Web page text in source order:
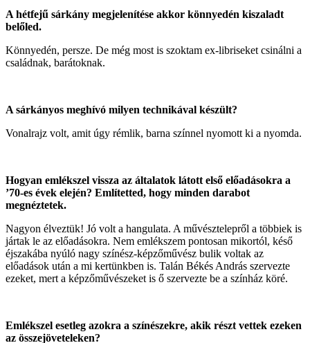
A hétfejű sárkány megjelenítése akkor könnyedén kiszaladt
belőled.
Könnyedén, persze. De még most is szoktam ex-libriseket csinálni a
családnak, barátoknak.
A sárkányos meghívó milyen technikával készült?
Vonalrajz volt, amit úgy rémlik, barna színnel nyomott ki a nyomda.
Hogyan emlékszel vissza az általatok látott első előadásokra a
’70-es évek elején? Említetted, hogy minden darabot
megnéztetek.
Nagyon élveztük! Jó volt a hangulata. A művésztelepről a többiek is
jártak le az előadásokra. Nem emlékszem pontosan mikortól, késő
éjszakába nyúló nagy színész-képzőművész bulik voltak az
előadások után a mi kertünkben is. Talán Békés András szervezte
ezeket, mert a képzőművészeket is ő szervezte be a színház köré.
Emlékszel esetleg azokra a színészekre, akik részt vettek ezeken
az összejöveteleken?